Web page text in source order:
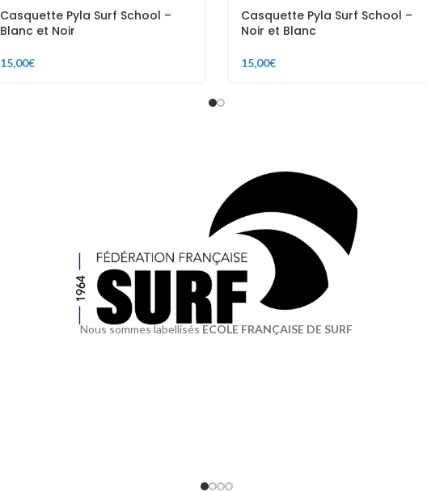
Casquette Pyla Surf School –
Blanc et Noir
15,00€
Casquette Pyla Surf School –
Noir et Blanc
15,00€
Nous sommes labellisés ECOLE FRANÇAISE DE SURF